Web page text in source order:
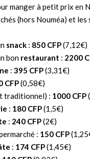
manger à petit prix
(hors Nouméa) et
snack : 850 CFP(7,12€)
bon restaurant : 2200
: 395 CFP(3,31€)
CFP(0,58€)
traditionnel) : 1000 CFP
: 180 CFP(1,5€)
: 240 CFP(2€)
: 150 CFP
: 174 CFP(1,45€)